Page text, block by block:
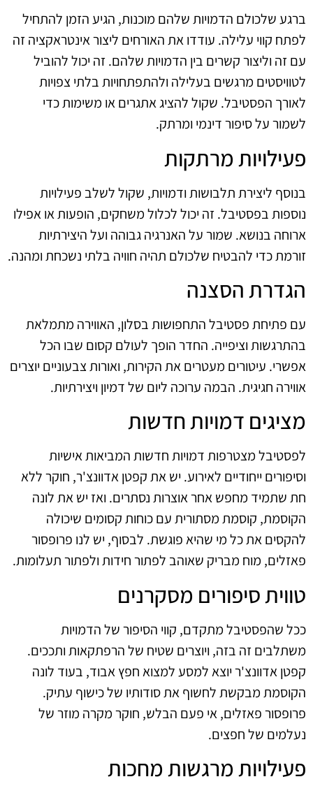
ברגע שלכולם הדמויות שלהם מוכנות, הגיע הזמן להתחיל
לפתח קווי עלילה. עודדו את האורחים ליצור אינטראקציה זה
עם זה וליצור קשרים בין הדמויות שלהם. זה יכול להוביל
לטוויסטים מרגשים בעלילה ולהתפתחויות בלתי צפויות
לאורך הפסטיבל. שקול להציג אתגרים או משימות כדי
לשמור על סיפור דינמי ומרתק.
פעילויות מרתקות
בנוסף ליצירת תלבושות ודמויות, שקול לשלב פעילויות
נוספות בפסטיבל. זה יכול לכלול משחקים, הופעות או אפילו
ארוחה בנושא. שמור על האנרגיה גבוהה ועל היצירתיות
זורמת כדי להבטיח שלכולם תהיה חוויה בלתי נשכחת ומהנה.
הגדרת הסצנה
עם פתיחת פסטיבל התחפושות בסלון, האווירה מתמלאת
בהתרגשות וציפייה. החדר הופך לעולם קסום שבו הכל
אפשרי. עיטורים מעטרים את הקירות, ואורות צבעוניים יוצרים
אווירה חגיגית. הבמה ערוכה ליום של דמיון ויצירתיות.
מציגים דמויות חדשות
לפסטיבל מצטרפות דמויות חדשות המביאות אישיות
וסיפורים ייחודיים לאירוע. יש את קפטן אדוונצ'ר, חוקר ללא
חת שתמיד מחפש אחר אוצרות נסתרים. ואז יש את לונה
הקוסמת, קוסמת מסתורית עם כוחות קסומים שיכולה
להקסים את כל מי שהיא פוגשת. לבסוף, יש לנו פרופסור
פאזלים, מוח מבריק שאוהב לפתור חידות ולפתור תעלומות.
טווית סיפורים מסקרנים
ככל שהפסטיבל מתקדם, קווי הסיפור של הדמויות
משתלבים זה בזה, ויוצרים שטיח של הרפתקאות ותככים.
קפטן אדוונצ'ר יוצא למסע למצוא חפץ אבוד, בעוד לונה
הקוסמת מבקשת לחשוף את סודותיו של כישוף עתיק.
פרופסור פאזלים, אי פעם הבלש, חוקר מקרה מוזר של
נעלמים של חפצים.
פעילויות מרגשות מחכות